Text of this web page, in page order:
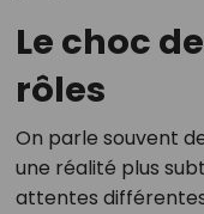
Le choc
rôles
On parle souvent
une réalité plus
attentes